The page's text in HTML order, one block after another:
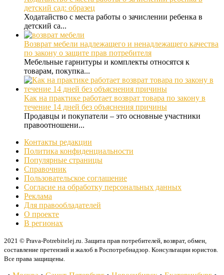
детский сад: образец
Ходатайство с места работы о зачислении ребенка в
детский са...
Возврат мебели надлежащего и ненадлежащего качества
по закону о защите прав потребителя
Мебельные гарнитуры и комплекты относятся к
товарам, покупка...
Как на практике работает возврат товара по закону в
течение 14 дней без объяснения причины
Продавцы и покупатели – это основные участники
правоотношени...
Контакты редакции
Политика конфиденциальности
Популярные страницы
Справочник
Пользовательское соглашение
Согласие на обработку персональных данных
Реклама
Для правообладателей
О проекте
В регионах
2021 © Prava-Potrebitelej.ru. Защита прав потребителей, возврат, обмен,
составление претензий и жалоб в Роспотребнадзор. Консультации юристов.
Все права защищены.